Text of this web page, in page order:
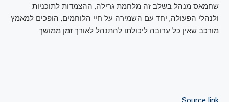
שחמאס מנהל בשלב זה מלחמת גרילה, ההצמדות לתוכניות
ולנהלי הפעולה, יחד עם השמירה על חיי הלוחמים, הופכים למאמץ
מורכב שאין כל ערובה ליכולתו להתנהל לאורך זמן ממושך.